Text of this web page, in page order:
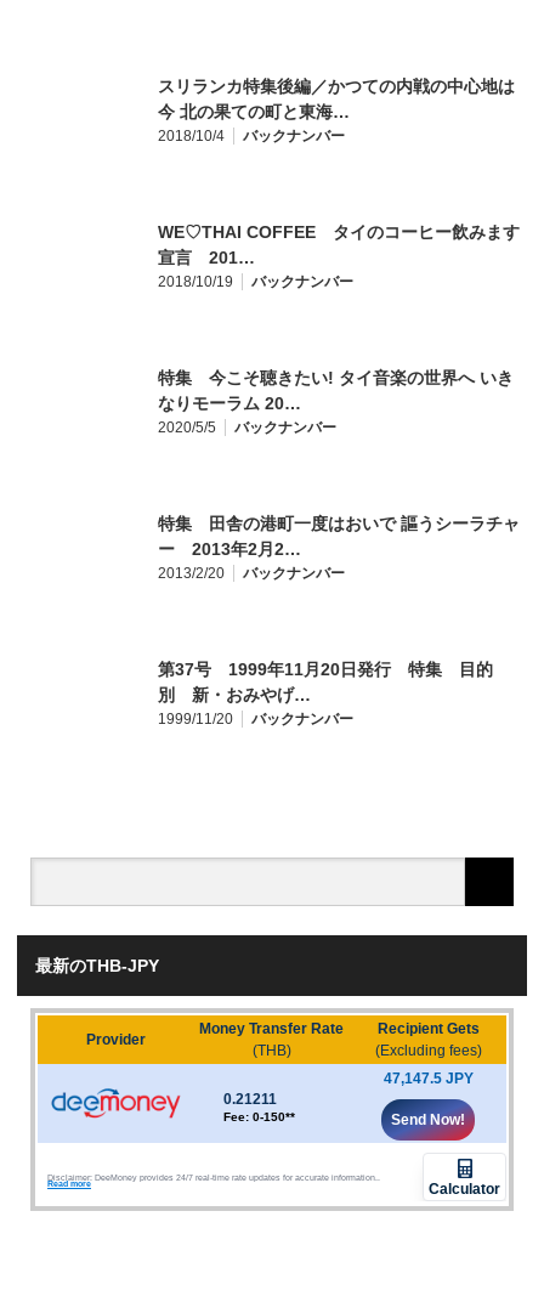
スリランカ特集後編／かつての内戦の中心地は
今 北の果ての町と東海…
2018/10/4 バックナンバー
WE♡THAI COFFEE タイのコーヒー飲みます
宣言 201…
2018/10/19 バックナンバー
特集 今こそ聴きたい! タイ音楽の世界へ いき
なりモーラム 20…
2020/5/5 バックナンバー
特集 田舎の港町一度はおいで 謳うシーラチャ
ー 2013年2月2…
2013/2/20 バックナンバー
第37号 1999年11月20日発行 特集 目的
別 新・おみやげ…
1999/11/20 バックナンバー
最新のTHB-JPY